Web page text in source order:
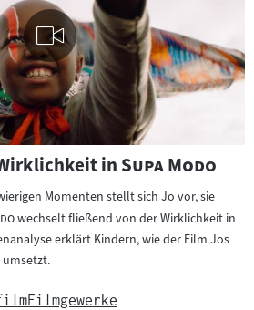
in "
Supa Modo
Momenten stellt sich Jo vor, sie
"wechselt fließend von der Wirklichkeit in
erklärt Kindern, wie der Film Jos
Filmgewerke